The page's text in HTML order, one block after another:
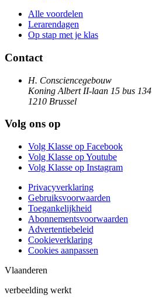
Alle voordelen
Lerarendagen
Op stap met je klas
Contact
H. Consciencegebouw
Koning Albert II-laan 15 bus 134
1210 Brussel
Volg ons op
Volg Klasse op Facebook
Volg Klasse op Youtube
Volg Klasse op Instagram
Privacyverklaring
Gebruiksvoorwaarden
Toegankelijkheid
Abonnementsvoorwaarden
Advertentiebeleid
Cookieverklaring
Cookies aanpassen
Vlaanderen
verbeelding werkt